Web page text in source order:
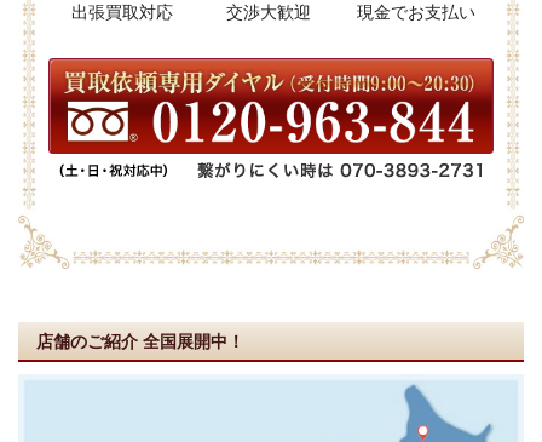
出張買取対応 交渉大歓迎 現金でお支払い
店舗のご紹介 全国展開中！